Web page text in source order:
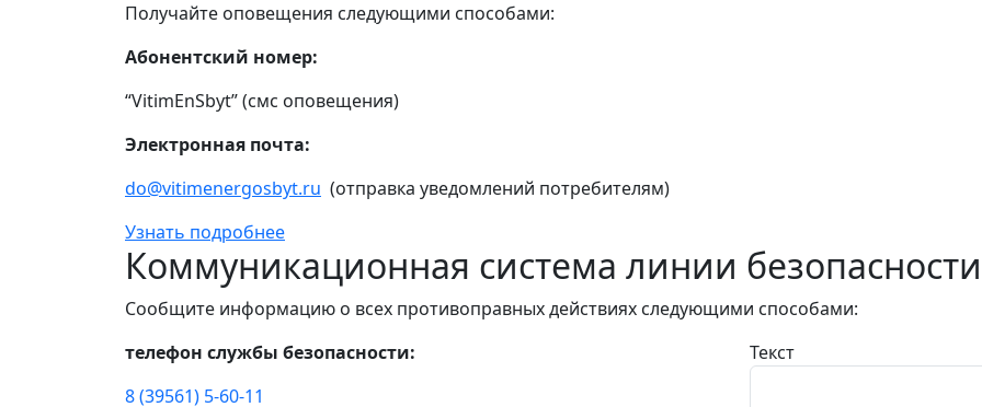
Получайте оповещения следующими способами:
Абонентский номер:
“VitimEnSbyt” (смс оповещения)
Электронная почта:
do@vitimenergosbyt.ru (отправка уведомлений потребителям)
Узнать подробнее
Коммуникационная система линии безопасности
Сообщите информацию о всех противоправных действиях следующими способами:
телефон службы безопасности:
8 (39561) 5-60-11
Текст